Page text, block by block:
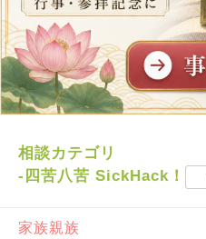
相談カテゴリ
-四苦八苦 SickHack！
家族親族